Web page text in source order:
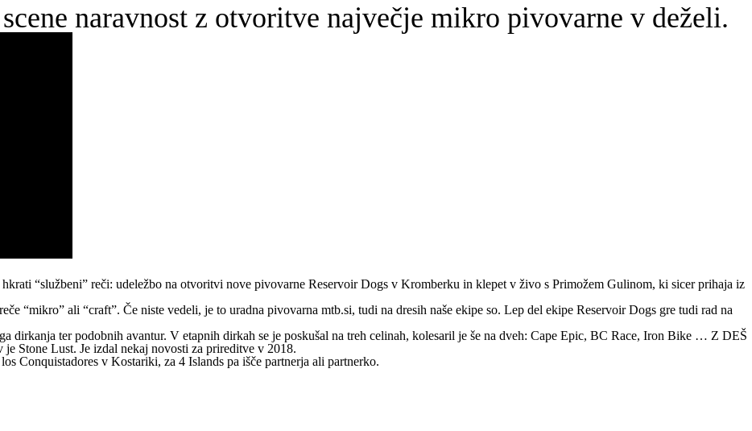
naravnost z otvoritve največje mikro pivovarne v deželi.
“službeni” reči: udeležbo na otvoritvi nove pivovarne Reservoir Dogs v Kromberku in klepet v živo s Primožem Gulinom, ki sicer prihaja iz
“mikro” ali “craft”. Če niste vedeli, je to uradna pivovarna mtb.si, tudi na dresih naše ekipe so. Lep del ekipe Reservoir Dogs gre tudi rad na
dirkanja ter podobnih avantur. V etapnih dirkah se je poskušal na treh celinah, kolesaril je še na dveh: Cape Epic, BC Race, Iron Bike … Z DEŠ
Stone Lust. Je izdal nekaj novosti za prireditve v 2018.
Conquistadores v Kostariki, za 4 Islands pa išče partnerja ali partnerko.